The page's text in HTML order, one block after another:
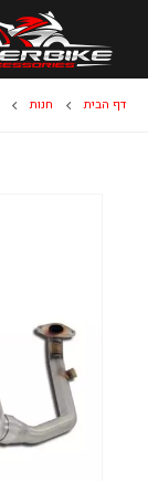
דף הבית חנות